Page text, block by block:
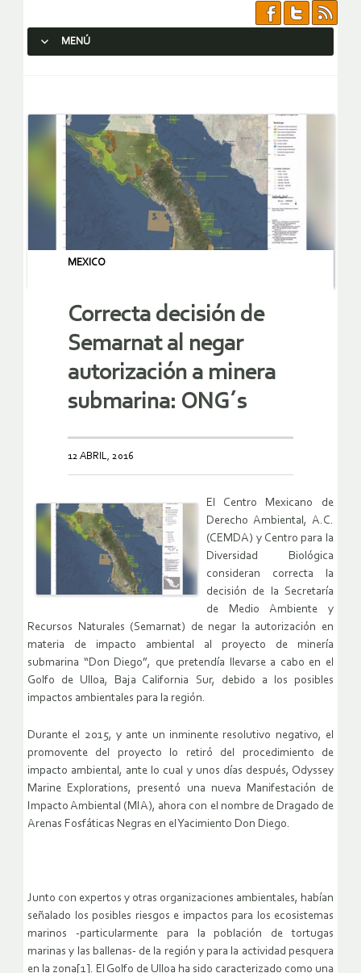
MENÚ
MEXICO
Correcta decisión de
Semarnat al negar
autorización a minera
submarina: ONG´s
12 ABRIL, 2016
El Centro Mexicano de
Derecho Ambiental, A.C.
(CEMDA) y Centro para la
Diversidad Biológica
consideran correcta la
decisión de la Secretaría
de Medio Ambiente y
Recursos Naturales (Semarnat) de negar la autorización en
materia de impacto ambiental al proyecto de minería
submarina “Don Diego”, que pretendía llevarse a cabo en el
Golfo de Ulloa, Baja California Sur, debido a los posibles
impactos ambientales para la región.
Durante el 2015, y ante un inminente resolutivo negativo, el
promovente del proyecto lo retiró del procedimiento de
impacto ambiental, ante lo cual y unos días después, Odyssey
Marine Explorations, presentó una nueva Manifestación de
Impacto Ambiental (MIA), ahora con el nombre de Dragado de
Arenas Fosfáticas Negras en el Yacimiento Don Diego.
Junto con expertos y otras organizaciones ambientales, habían
señalado los posibles riesgos e impactos para los ecosistemas
marinos -particularmente para la población de tortugas
marinas y las ballenas- de la región y para la actividad pesquera
en la zona[1]. El Golfo de Ulloa ha sido caracterizado como una